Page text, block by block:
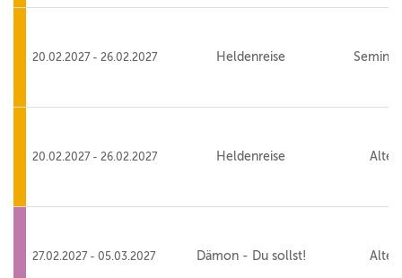
20.02.2027 - 26.02.2027 Heldenreise
20.02.2027 - 26.02.2027 Heldenreise Alte
27.02.2027 - 05.03.2027 Dämon - Du sollst! Alte